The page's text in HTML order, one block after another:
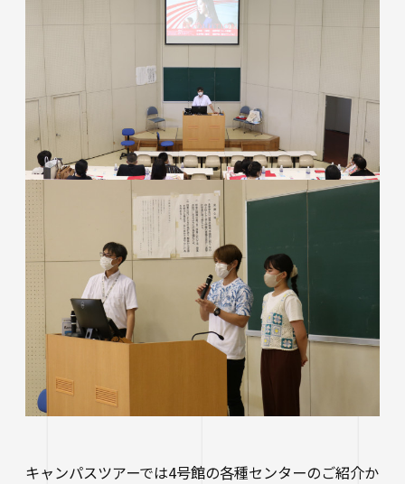
キャンパス・施設紹介
交通アクセス
キャンパスマップ・施設紹介
大学施設の貸出について
大学広報・報道関係
大学広報
報道関係／取材等のお問い合わせ
短期大学部
Webシラバス科目一覧
性の多様性についての基本方針
ハラスメントに関する相談
生活支援
スクールバス
駐車場利用
学生寮
アルバイト紹介
学内で地震が発生したら
卒業生及び就職先アンケートについて
卒業生の就職支援について
人事採用ご担当の方へ
公正な研究活動の推進
外部研究費（科研費等）
研究倫理審査
社会連携
地域連携・研究推進センター
自治体・企業・団体との連携協定一覧
高大連携プログラム
みらい科学教育推進室
看護実践開発研究センター ～実施プログラム
知的・人的資源の公開（講師派遣）
生涯学習・公開講座
留学希望者向け情報
奨学金
海外派遣の安全対策
四天王寺大学後援会
四天王寺大学同窓会
ハルカス大学
学生ポータルサイト
各種証明書の申請
四天王寺大学公式SNS
LINE Instagram YouTube Facebook
キャンパスツアーでは4号館の各種センターのご紹介か